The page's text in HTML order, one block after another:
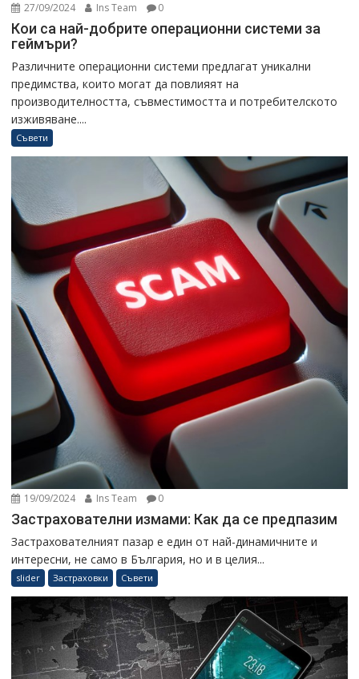
27/09/2024 Ins Team 0
Кои са най-добрите операционни системи за
геймъри?
Различните операционни системи предлагат уникални
предимства, които могат да повлияят на
производителността, съвместимостта и потребителското
изживяване....
Съвети
19/09/2024 Ins Team 0
Застрахователни измами: Как да се предпазим
Застрахователният пазар е един от най-динамичните и
интересни, не само в България, но и в целия...
slider Застраховки Съвети